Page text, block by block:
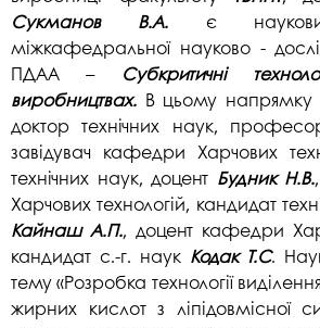
Сукманов В.А. є
міжкафедральної науково -
ПДАА – Субкритичні
виробництвах. В цьому напрямку
доктор технічних наук,
завідувач кафедри Харчових
технічних наук, доцент Будник Н.В.
Харчових технологій, кандидат
Кайнаш А.П., доцент кафедри
кандидат с.-г. наук Кодак Т.С.
тему «Розробка технології
жирних кислот з ліпідовмісної